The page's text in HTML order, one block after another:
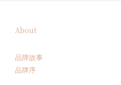
About
品牌故事
品牌序